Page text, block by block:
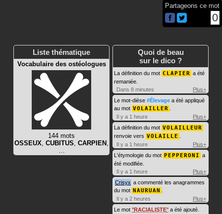
Partageons ce mot
0
Liste thématique
Vocabulaire des ostéologues
144 mots
OSSEUX, CUBITUS, CARPIEN ,
…
Quoi de beau
sur le dico ?
La définition du mot CLAPIER a été
remaniée.
Dans 8 minutes
Plus+
Le mot-dièse #Élevage a été appliqué
au mot VOLAILLER
Il y a 1 heure
Plus+
La définition du mot VOLAILLEUR
renvoie vers VOLAILLE
Il y a 1 heure
Plus+
L'étymologie du mot PEPPERONI a
été modifiée.
Il y a 1 heure
Plus+
Crisyx a commenté les anagrammes
du mot NAURUAN
Il y a 2 heures
Plus+
Le mot RACIALISTE a été ajouté.